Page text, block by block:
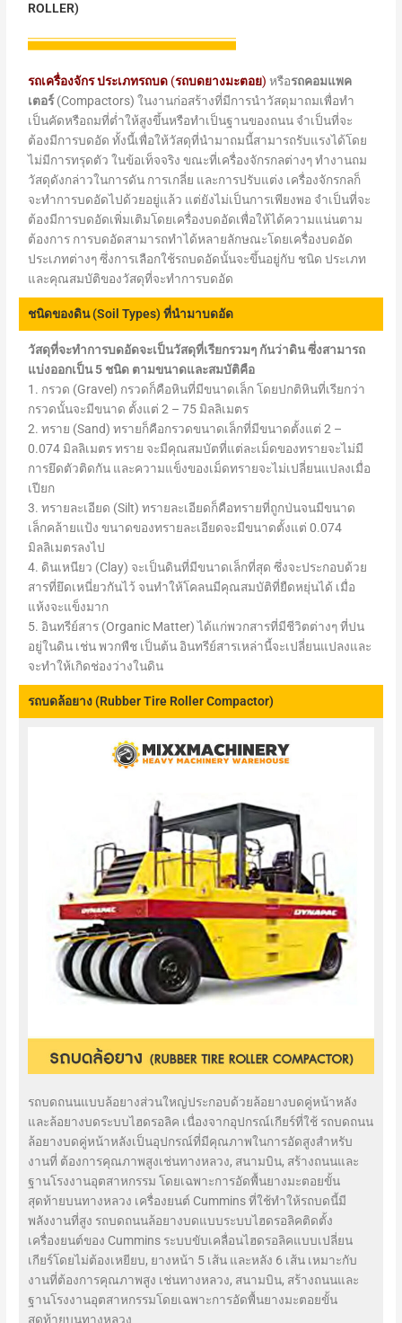
ROLLER)
รถเครื่องจักร ประเภทรถบด (รถบดยางมะตอย) หรือรถคอมแพค
เตอร์(Compactors) ในงานก่อสร้างที่มีการนำวัสดุมาถมเพื่อทำ
เป็นคัดหรือถมที่ต่ำให้สูงขึ้นหรือทำเป็นฐานของถนน จำเป็นที่จะ
ต้องมีการบดอัด ทั้งนี้เพื่อให้วัสดุที่นำมาถมนี้สามารถรับแรงได้โดย
ไม่มีการทรุดตัว ในข้อเท็จจริง ขณะที่เครื่องจักรกลต่างๆ ทำงานถม
วัสดุดังกล่าวในการดัน การเกลี่ย และการปรับแต่ง เครื่องจักรกลก็
จะทำการบดอัดไปด้วยอยู่แล้ว แต่ยังไม่เป็นการเพียงพอ จำเป็นที่จะ
ต้องมีการบดอัดเพิ่มเติมโดยเครื่องบดอัดเพื่อให้ได้ความแน่นตาม
ต้องการ การบดอัดสามารถทำได้หลายลักษณะโดยเครื่องบดอัด
ประเภทต่างๆ ซึ่งการเลือกใช้รถบดอัดนั้นจะขึ้นอยู่กับ ชนิด ประเภท
และคุณสมบัติของวัสดุที่จะทำการบดอัด
ชนิดของดิน (Soil Types) ที่นำมาบดอัด
วัสดุที่จะทำการบดอัดจะเป็นวัสดุที่เรียกรวมๆ กันว่าดิน ซึ่งสามารถ
แบ่งออกเป็น 5 ชนิด ตามขนาดและสมบัติคือ
1. กรวด (Gravel) กรวดก็คือหินที่มีขนาดเล็ก โดยปกติหินที่เรียกว่า
กรวดนั้นจะมีขนาด ตั้งแต่ 2 – 75 มิลลิเมตร
2. ทราย (Sand) ทรายก็คือกรวดขนาดเล็กที่มีขนาดตั้งแต่ 2 –
0.074 มิลลิเมตร ทราย จะมีคุณสมบัตที่แต่ละเม็ดของทรายจะไม่มี
การยึดตัวติดกัน และความแข็งของเม็ดทรายจะไม่เปลี่ยนแปลงเมื่อ
เปียก
3. ทรายละเอียด (Silt) ทรายละเอียดก็คือทรายที่ถูกป่นจนมีขนาด
เล็กคล้ายแป้ง ขนาดของทรายละเอียดจะมีขนาดตั้งแต่ 0.074
มิลลิเมตรลงไป
4. ดินเหนียว (Clay) จะเป็นดินที่มีขนาดเล็กที่สุด ซึ่งจะประกอบด้วย
สารที่ยึดเหนี่ยวกันไว้ จนทำให้โคลนมีคุณสมบัติที่ยืดหยุ่นได้ เมื่อ
แห้งจะแข็งมาก
5. อินทรีย์สาร (Organic Matter) ได้แก่พวกสารที่มีชีวิตต่างๆ ที่ปน
อยู่ในดิน เช่น พวกพืช เป็นต้น อินทรีย์สารเหล่านี้จะเปลี่ยนแปลงและ
จะทำให้เกิดช่องว่างในดิน
รถบดล้อยาง (Rubber Tire Roller Compactor)
รถบดถนนแบบล้อยางส่วนใหญ่ประกอบด้วยล้อยางบดคู่หน้าหลัง
และล้อยางบดระบบไฮดรอลิค เนื่องจากอุปกรณ์เกียร์ที่ใช้ รถบดถนน
ล้อยางบดคู่หน้าหลังเป็นอุปกรณ์ที่มีคุณภาพในการอัดสูงสำหรับ
งานที่ ต้องการคุณภาพสูงเช่นทางหลวง, สนามบิน, สร้างถนนและ
ฐานโรงงานอุตสาหกรรม โดยเฉพาะการอัดพื้นยางมะตอยขั้น
สุดท้ายบนทางหลวง เครื่องยนต์ Cummins ที่ใช้ทำให้รถบดนี้มี
พลังงานที่สูง รถบดถนนล้อยางบดแบบระบบไฮดรอลิคติดตั้ง
เครื่องยนต์ของ Cummins ระบบขับเคลื่อนไฮดรอลิคแบบเปลี่ยน
เกียร์โดยไม่ต้องเหยียบ, ยางหน้า 5 เส้น และหลัง 6 เส้น เหมาะกับ
งานที่ต้องการคุณภาพสูง เช่นทางหลวง, สนามบิน, สร้างถนนและ
ฐานโรงงานอุตสาหกรรมโดยเฉพาะการอัดพื้นยางมะตอยขั้น
สุดท้ายบนทางหลวง